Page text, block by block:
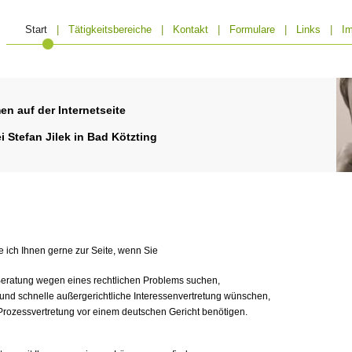
Start Tätigkeitsbereiche Kontakt Formulare Links
auf der Internetseite
Stefan Jilek in Bad Kötzting
ich Ihnen gerne zur Seite, wenn Sie
wegen eines rechtlichen Problems suchen,
schnelle außergerichtliche Interessenvertretung wünschen,
vor einem deutschen Gericht benötigen.